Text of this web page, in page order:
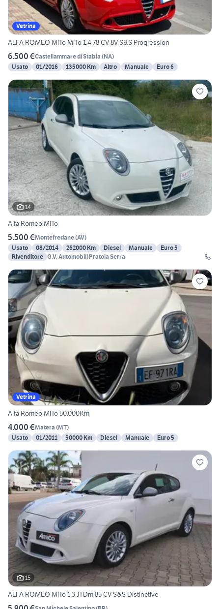
Vetrina
ALFA ROMEO MiTo MiTo 1.4 78 CV 8V S&S Progression
6.500 €Castellammare di Stabia (NA)
Usato
01/2016 135000 Km Altro Manuale Euro 6
14
Alfa Romeo MiTo
5.500 €Montefredane(AV)
Usato
08/2014 262000 Km Diesel Manuale
Euro 5
Rivenditore G.V. Automobili Pratola Serra
Vetrina
Alfa Romeo MiTo 50.000Km
4.000 €Matera (MT)
Usato
01/2011 50000 Km Diesel Manuale Euro 5
15
ALFA ROMEO MiTo 1.3 JTDm 85 CV S&S Distinctive